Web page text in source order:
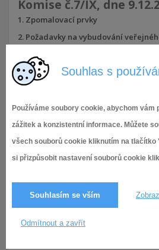
Souhlas s
Používáme soubory cookie, abychom vám
zážitek a konzistentní informace. Můžete
všech souborů cookie kliknutím na
si přizpůsobit nastavení souborů cookie
Souhlasím se vším
Odmítnout a zavřít
Komise č.7/IX, dne
Zpomalovací prvky
Požadavky na vybudování
Různé
24.11.2024
Komise č.6/IX, dne
Nařízení o požadavcích na
Různé